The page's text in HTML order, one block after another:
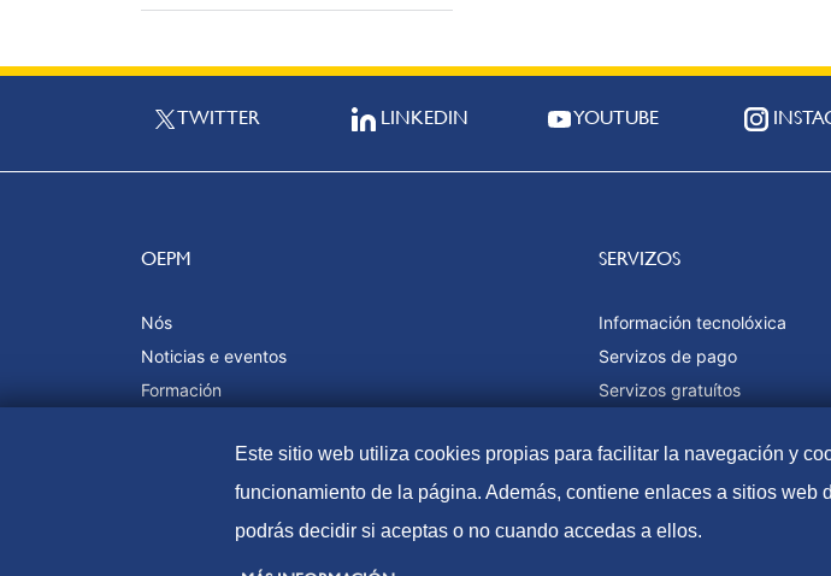
TWITTER LINKEDIN YOUTUBE
OEPM
Nós
Noticias e eventos
Formación
SERVIZOS
Información tecnolóxica
Servizos de pago
Servizos gratuítos
Este sitio web utiliza cookies propias para facilitar la navegación y
funcionamiento de la página. Además, contiene enlaces a sitios
podrás decidir si aceptas o no cuando accedas a ellos.